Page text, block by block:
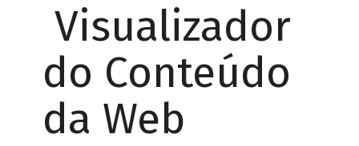
Visualizador
do Conteúdo
da Web